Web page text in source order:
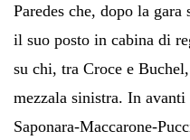
Paredes che, dopo la
il suo posto in cabina di
su chi, tra Croce e
mezzala sinistra. In
Saponara-Maccarone-